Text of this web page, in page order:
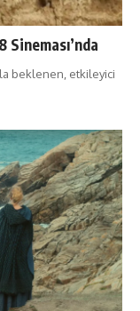
beklenen, etkileyici